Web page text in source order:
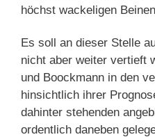
höchst wackeligen
Es soll an dieser Stelle
nicht aber weiter vertieft
und Boockmann in den
hinsichtlich ihrer
dahinter stehenden
ordentlich daneben